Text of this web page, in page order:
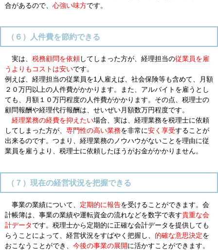
合があるので、 心強い味方です。
（６）人件費を節約できる
実は、 税務顧問を依頼してしまった方が、経理担当の従業員を雇
うよりもコストは安いです。
例えば、経理担当の従業員を1人雇えば、社会保険等も含めて、月額
２０万円以上の人件費がかかります。また、アルバイトを雇うとし
ても、月額１０万円程度の人件費がかかります。その点、税理士の
顧問報酬や経理代行報酬は、せいぜい月額数万円程度です。
経理業務の経費を抑えたい場合、実は、経理業務を税理士に依頼
してしまった方が、 専門性の高い業務を非常に安く享受することが
出来るのです。つまり、経理業務のノウハウがないことを理由に従
業員を雇うより、税理士に依頼したほうがお金がかかりません。
（７）現在の経営状況を把握できる
事業の業績について、 定期的に報告を受けることができます。会
計帳簿は、事業の業績や運転資金の流れなどを数字で表す貴重な会
計データです。税理士から定期的に正確な会計データを提供しても
らうことによって、経営状況をすばやく把握し、 的確な意思決定を
おこなうことができ、 今後の事業の展開に活かすことができます。